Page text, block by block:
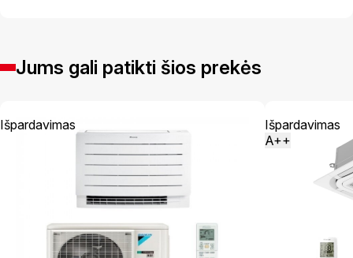
Jums gali patikti šios prekės
Išpardavimas
Išpardavimas
A++